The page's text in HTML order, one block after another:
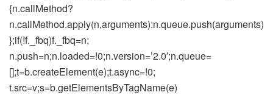
{n.callMethod?
n.callMethod.apply(n,arguments):n.queue.push(arguments)
};if(!f._fbq)f._fbq=n;
n.push=n;n.loaded=!0;n.version=’2.0′;n.queue=
[];t=b.createElement(e);t.async=!0;
t.src=v;s=b.getElementsByTagName(e)